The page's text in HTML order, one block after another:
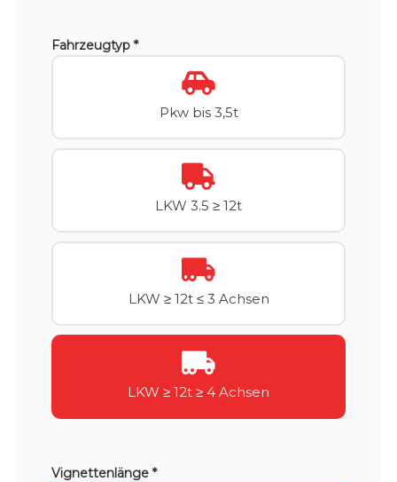
Fahrzeugtyp *
Pkw bis 3,5t
LKW 3.5 ≥ 12t
LKW ≥ 12t ≤ 3 Achsen
LKW ≥ 12t ≥ 4 Achsen
Vignettenlänge *